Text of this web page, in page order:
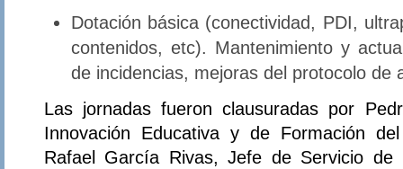
Dotación básica (conectividad, PDI,
contenidos, etc). Mantenimiento y
de incidencias, mejoras del protocolo de
Las jornadas fueron clausuradas por
Innovación Educativa y de Formación
Rafael García Rivas, Jefe de Servicio de